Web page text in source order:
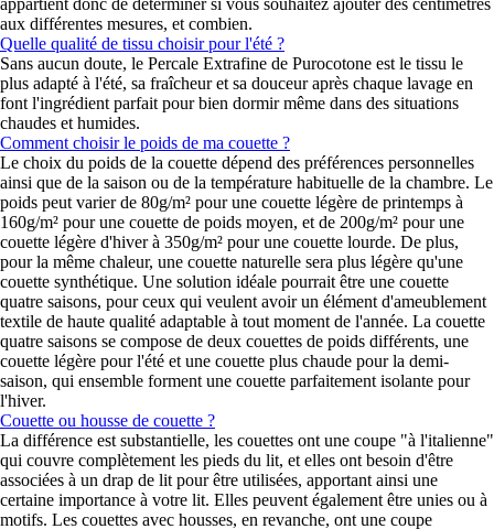
appartient donc de déterminer si vous souhaitez ajouter des centimètres
aux différentes mesures, et combien.
Quelle qualité de tissu choisir pour l'été ?
Sans aucun doute, le Percale Extrafine de Purocotone est le tissu le
plus adapté à l'été, sa fraîcheur et sa douceur après chaque lavage en
font l'ingrédient parfait pour bien dormir même dans des situations
chaudes et humides.
Comment choisir le poids de ma couette ?
Le choix du poids de la couette dépend des préférences personnelles
ainsi que de la saison ou de la température habituelle de la chambre. Le
poids peut varier de 80g/m² pour une couette légère de printemps à
160g/m² pour une couette de poids moyen, et de 200g/m² pour une
couette légère d'hiver à 350g/m² pour une couette lourde. De plus,
pour la même chaleur, une couette naturelle sera plus légère qu'une
couette synthétique. Une solution idéale pourrait être une couette
quatre saisons, pour ceux qui veulent avoir un élément d'ameublement
textile de haute qualité adaptable à tout moment de l'année. La couette
quatre saisons se compose de deux couettes de poids différents, une
couette légère pour l'été et une couette plus chaude pour la demi-
saison, qui ensemble forment une couette parfaitement isolante pour
l'hiver.
Couette ou housse de couette ?
La différence est substantielle, les couettes ont une coupe "à l'italienne"
qui couvre complètement les pieds du lit, et elles ont besoin d'être
associées à un drap de lit pour être utilisées, apportant ainsi une
certaine importance à votre lit. Elles peuvent également être unies ou à
motifs. Les couettes avec housses, en revanche, ont une coupe